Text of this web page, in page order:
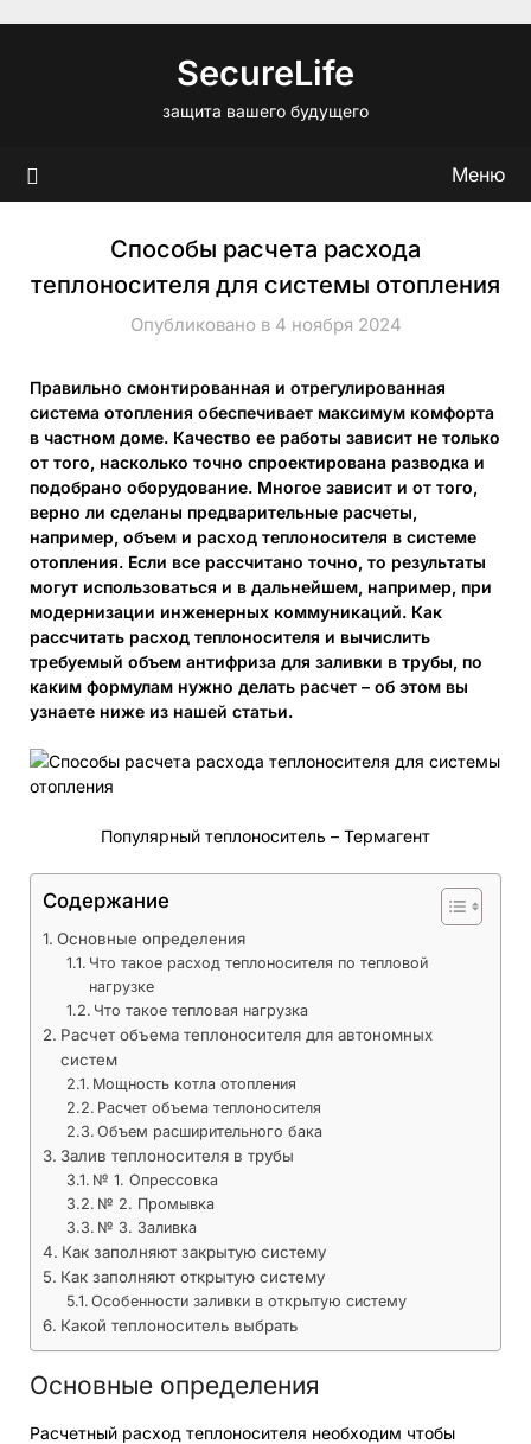
SecureLife
защита вашего будущего
Меню
Способы расчета расхода
теплоносителя для системы отопления
Опубликовано в 4 ноября 2024
Правильно смонтированная и отрегулированная
система отопления обеспечивает максимум комфорта
в частном доме. Качество ее работы зависит не только
от того, насколько точно спроектирована разводка и
подобрано оборудование. Многое зависит и от того,
верно ли сделаны предварительные расчеты,
например, объем и расход теплоносителя в системе
отопления. Если все рассчитано точно, то результаты
могут использоваться и в дальнейшем, например, при
модернизации инженерных коммуникаций. Как
рассчитать расход теплоносителя и вычислить
требуемый объем антифриза для заливки в трубы, по
каким формулам нужно делать расчет – об этом вы
узнаете ниже из нашей статьи.
Популярный теплоноситель – Термагент
Содержание
Основные определения
Что такое расход теплоносителя по тепловой
нагрузке
Что такое тепловая нагрузка
Расчет объема теплоносителя для автономных
систем
Мощность котла отопления
Расчет объема теплоносителя
Объем расширительного бака
Залив теплоносителя в трубы
№ 1. Опрессовка
№ 2. Промывка
№ 3. Заливка
Как заполняют закрытую систему
Как заполняют открытую систему
Особенности заливки в открытую систему
Какой теплоноситель выбрать
Основные определения
Расчетный расход теплоносителя необходим чтобы